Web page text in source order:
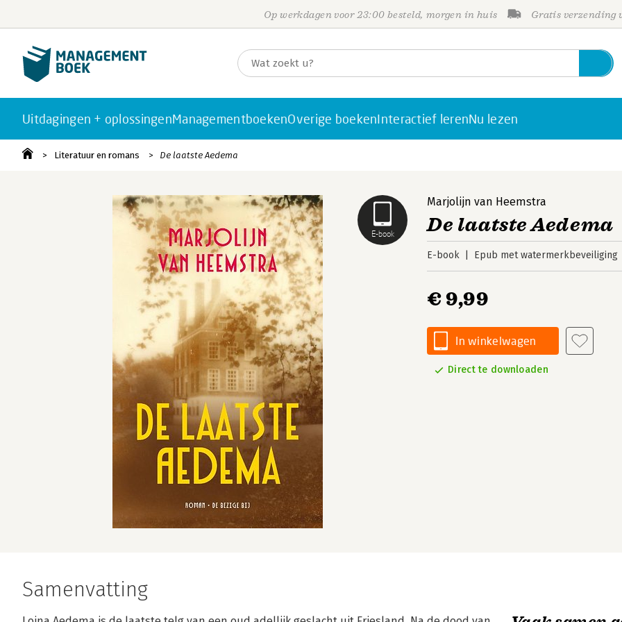
Op werkdagen voor 23:00 besteld, morgen in huis Gratis verzending
Uitdagingen + oplossingenManagementboekenOverige boekenInteractief lerenNu lezen
Literatuur en romans De laatste Aedema
E-book
Marjolijn van Heemstra
De laatste Aedema
E-book Epub met watermerkbeveiliging
€ 9,99
In winkelwagen
Direct te downloaden
Samenvatting